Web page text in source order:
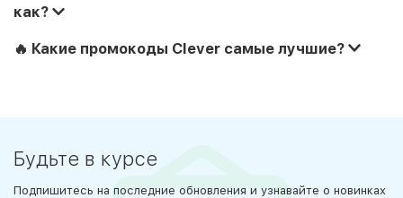
как?
🔥 Какие промокоды Clever самые лучшие?
Будьте в курсе
Подпишитесь на последние обновления и узнавайте о новинках